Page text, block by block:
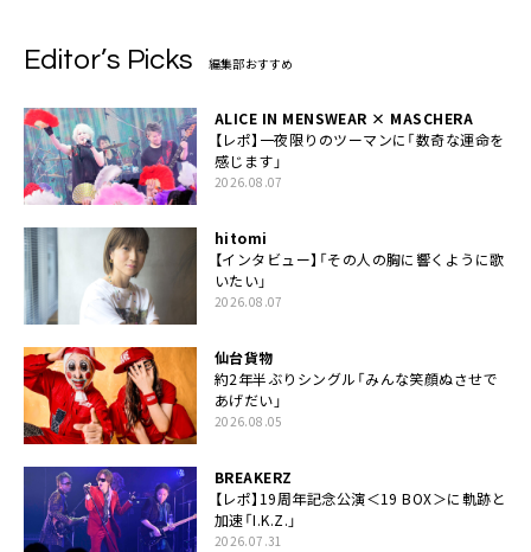
Editor’s Picks 編集部おすすめ
ALICE IN MENSWEAR × MASCHERA
【レポ】一夜限りのツーマンに「数奇な運命を
感じます」
2026.08.07
hitomi
【インタビュー】「その人の胸に響くように歌
いたい」
2026.08.07
仙台貨物
約2年半ぶりシングル「みんな笑顔ぬさせで
あげだい」
2026.08.05
BREAKERZ
【レポ】19周年記念公演＜19 BOX＞に軌跡と
加速「I.K.Z.」
2026.07.31